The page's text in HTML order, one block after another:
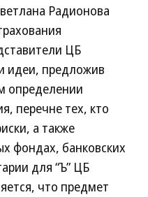
Радионова
ЦБ
идеи, предложив
определении
перечне тех, кто
а также
фондах, банковских
для “Ъ” ЦБ
что предмет